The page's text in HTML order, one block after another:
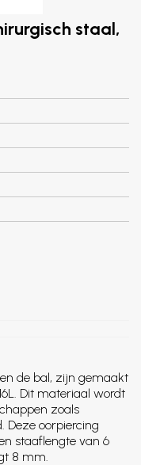
staal,
de bal, zijn gemaakt
Dit materiaal wordt
zoals
Deze oorpiercing
staaflengte van 6
8 mm.